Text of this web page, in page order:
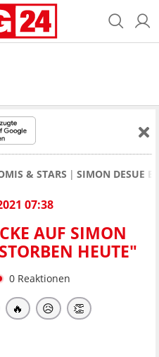
& STARS SIMON DESUE
07:38
AUF SIMON
HEUTE"
0 Reaktionen
🔥 😥 👏